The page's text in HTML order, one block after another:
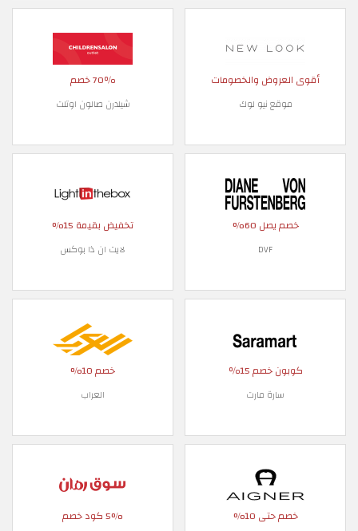
أقوى العروض والخصومات
موقع نيو لوك
70٪ خصم
شيلدرن صالون اوتلت
خصم يصل 60%
DVF
تخفيض بقيمة 15%
لايت ان ذا بوكس
كوبون خصم 15٪
سارة مارت
خصم 10%
العراب
خصم حتى 10% 5% كود خصم